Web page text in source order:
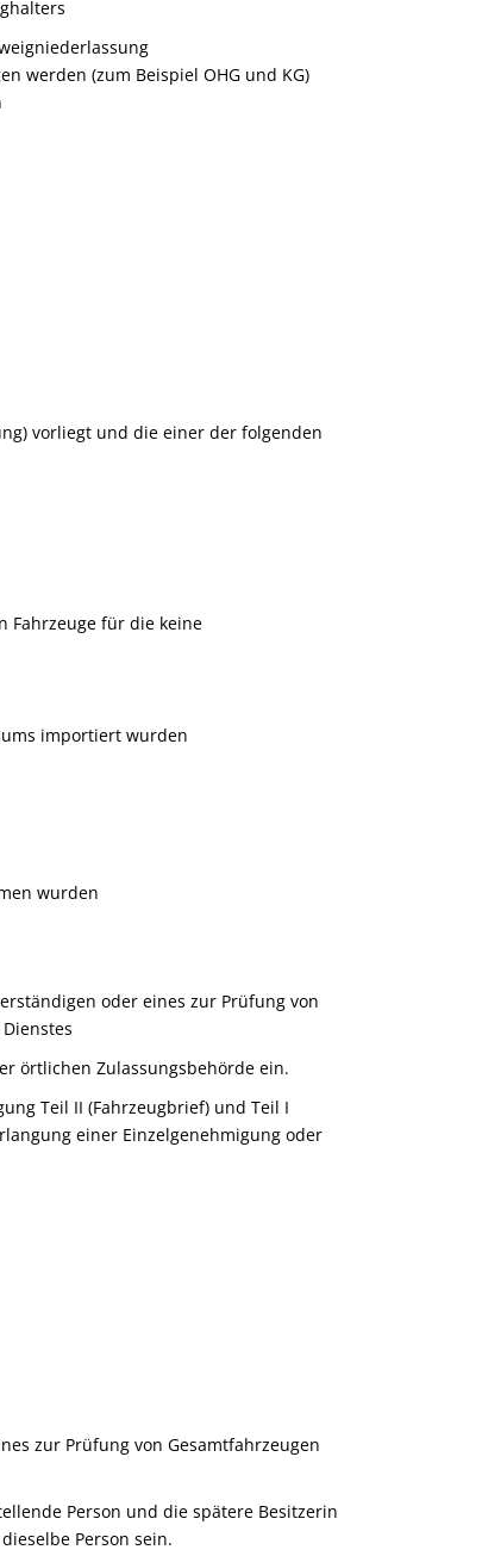
werden (zum Beispiel OHG und KG)
vorliegt und die einer der folgenden
Fahrzeuge für die keine
importiert wurden
wurden
oder eines zur Prüfung von
örtlichen Zulassungsbehörde ein.
Teil II (Fahrzeugbrief) und Teil I
einer Einzelgenehmigung oder
zur Prüfung von Gesamtfahrzeugen
Person und die spätere Besitzerin
Person sein.